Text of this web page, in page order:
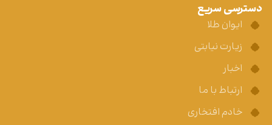
دسترسی سریع
ایوان طلا
زیارت نیابتی
اخبار
ارتباط با ما
خادم افتخاری